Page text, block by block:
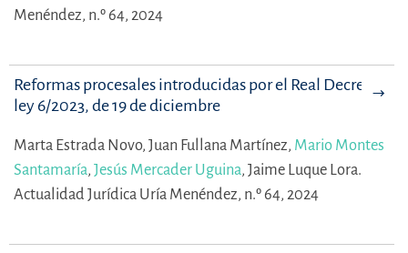
Menéndez, n.º 64, 2024
Reformas procesales introducidas por el Real Decreto-
ley 6/2023, de 19 de diciembre
Marta Estrada Novo, Juan Fullana Martínez, Mario Montes
Santamaría, Jesús Mercader Uguina, Jaime Luque Lora.
Actualidad Jurídica Uría Menéndez, n.º 64, 2024